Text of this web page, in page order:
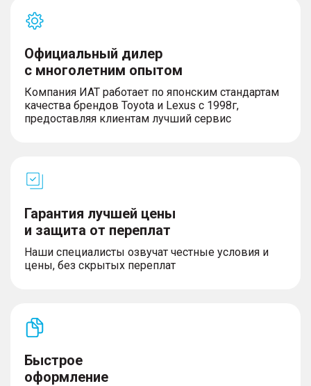
Официальный дилер
с многолетним опытом
Компания ИАТ работает по японским стандартам
качества брендов Toyota и Lexus с 1998г,
предоставляя клиентам лучший сервис
Гарантия лучшей цены
и защита от переплат
Наши специалисты озвучат честные условия и
цены, без скрытых переплат
Быстрое
оформление